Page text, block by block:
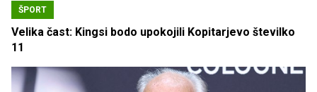
ŠPORT
Velika čast: Kingsi bodo upokojili Kopitarjevo številko
11